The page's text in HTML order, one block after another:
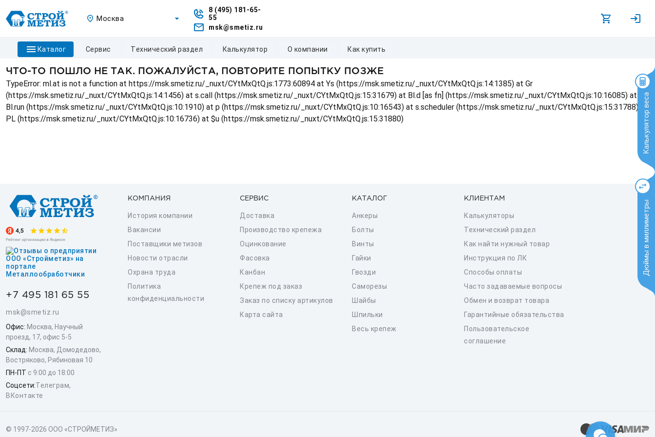
Калькулятор веса
Дюймы в миллиметры
Москва
8 (495) 181-65-
55
msk@smetiz.ru
каталог сервис технический раздел калькулятор о компании как купить
ЧТО-ТО ПОШЛО НЕ ТАК. ПОЖАЛУЙСТА, ПОВТОРИТЕ ПОПЫТКУ ПОЗЖЕ
TypeError: ml.at is not a function at https://msk.smetiz.ru/_nuxt/CYtMxQtQ.js:1773:60894 at Ys (https://msk.smetiz.ru/_nuxt/CYtMxQtQ.js:14:1385) at Gr
(https://msk.smetiz.ru/_nuxt/CYtMxQtQ.js:14:1456) at s.call (https://msk.smetiz.ru/_nuxt/CYtMxQtQ.js:15:31679) at Bl.d [as fn] (https://msk.smetiz.ru/_nuxt/CYtMxQtQ.js:10:16085) at
Bl.run (https://msk.smetiz.ru/_nuxt/CYtMxQtQ.js:10:1910) at p (https://msk.smetiz.ru/_nuxt/CYtMxQtQ.js:10:16543) at s.scheduler (https://msk.smetiz.ru/_nuxt/CYtMxQtQ.js:15:31788) at
PL (https://msk.smetiz.ru/_nuxt/CYtMxQtQ.js:10:16736) at $u (https://msk.smetiz.ru/_nuxt/CYtMxQtQ.js:15:31880)
+7 495 181 65 55
msk@smetiz.ru
Офис: Москва, Научный
проезд, 17, офис 5-5
Склад: Москва, Домодедово,
Востряково, Рябиновая 10
ПН-ПТ с 9:00 до 18:00
Соцсети:Телеграм,
ВКонтакте
КОМПАНИЯ
История компании
Вакансии
Поставщики метизов
Новости отрасли
Охрана труда
Политика
конфиденциальности
СЕРВИС
Доставка
Производство крепежа
Оцинкование
Фасовка
Канбан
Крепеж под заказ
Заказ по списку артикулов
Карта сайта
КАТАЛОГ
Анкеры
Болты
Винты
Гайки
Гвозди
Саморезы
Шайбы
Шпильки
Весь крепеж
КЛИЕНТАМ
Калькуляторы
Технический раздел
Как найти нужный товар
Инструкция по ЛК
Способы оплаты
Часто задаваемые вопросы
Обмен и возврат товара
Гарантийные обязательства
Пользовательское
соглашение
© 1997-2026 ООО «СТРОЙМЕТИЗ»